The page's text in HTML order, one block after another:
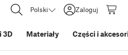
Polski Zaloguj
3D Materiały Części i